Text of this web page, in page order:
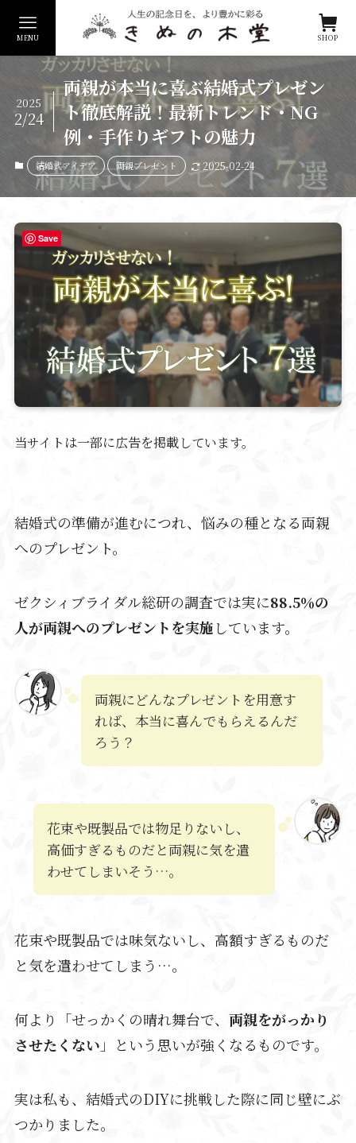
SHOP
MENU
両親が本当に喜ぶ結婚式プレゼン
ト徹底解説！最新トレンド・NG
例・手作りギフトの魅力
2025
2/24
結婚式アイデア 両親プレゼント 2025-02-24
当サイトは一部に広告を掲載しています。
結婚式の準備が進むにつれ、悩みの種となる両親
へのプレゼント。
ゼクシィブライダル総研の調査では実に88.5％の
人が両親へのプレゼントを実施しています。
両親にどんなプレゼントを用意す
れば、本当に喜んでもらえるんだ
ろう？
花束や既製品では物足りないし、
高価すぎるものだと両親に気を遣
わせてしまいそう…。
花束や既製品では味気ないし、高額すぎるものだ
と気を遣わせてしまう…。
何より「せっかくの晴れ舞台で、 両親をがっかり
させたくない 」という思いが強くなるものです。
実は私も、結婚式のDIYに挑戦した際に同じ壁にぶ
つかりました。
Save